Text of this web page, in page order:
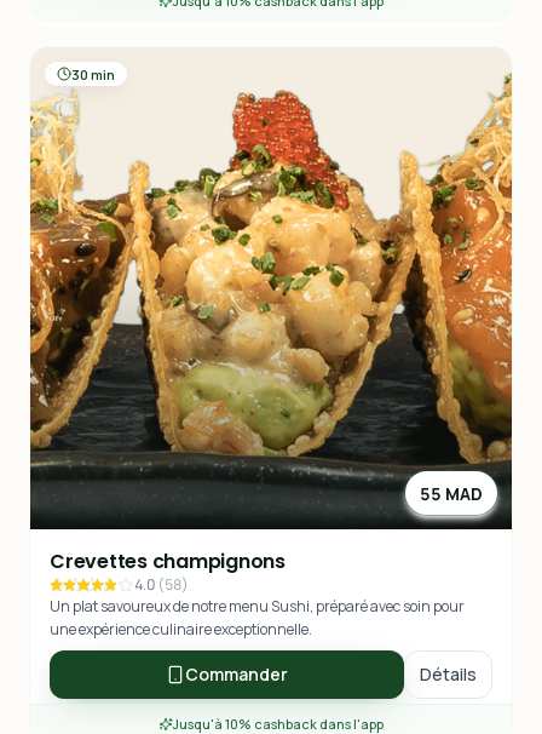
30 min
55 MAD
Crevettes champignons
4.0 (58)
Un plat savoureux de notre menu Sushi, préparé avec soin pour
une expérience culinaire exceptionnelle.
Commander Détails
Jusqu'à 10% cashback dans l'app